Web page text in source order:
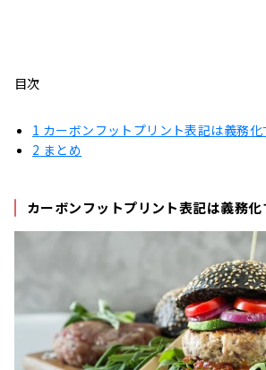
目次
1 カーボンフットプリント表記は義務化
2 まとめ
カーボンフットプリント表記は義務化